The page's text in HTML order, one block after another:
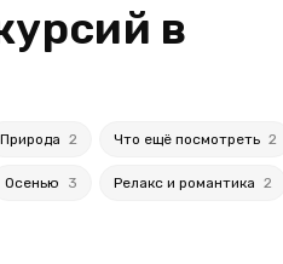
в
Природа 2 Что ещё посмотреть 2
Осенью 3 Релакс и романтика 2